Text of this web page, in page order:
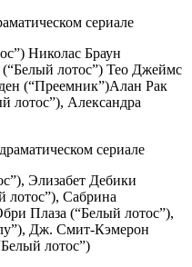
сериале
Николас Браун
лотос”) Тео Джеймс
(“Преемник”)Алан Рак
лотос”), Александра
сериале
Элизабет Дебики
лотос”), Сабрина
Плаза (“Белый лотос”),
Дж. Смит-Кэмерон
лотос”)